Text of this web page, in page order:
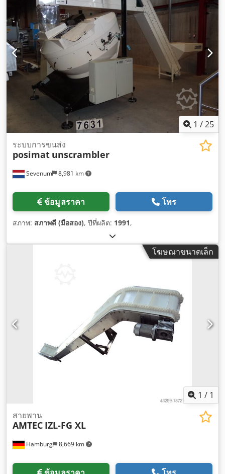
1 /25
Sevenum 8,981 km
ระบบการขนส่ง
posimat unscrambler
ข้อมูลราคา โทร
สภาพ: สภาพดี (มือสอง), ปีที่ผลิต: 1991,
โฆษณาขนาดเล็ก
1 / 1
Hamburg 8,669 km
สายพาน
AMTEC IZL-FG XL